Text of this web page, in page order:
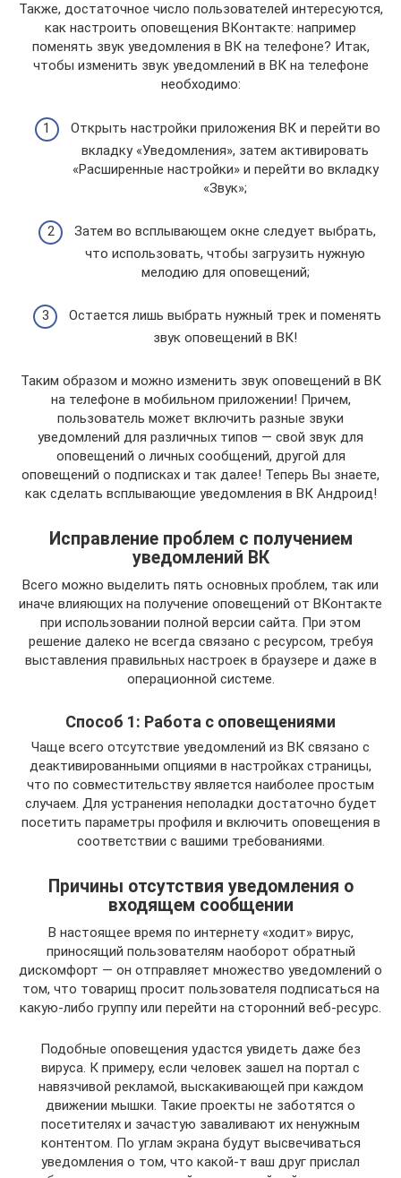
Также, достаточное число пользователей интересуются,
как настроить оповещения ВКонтакте: например
поменять звук уведомления в ВК на телефоне? Итак,
чтобы изменить звук уведомлений в ВК на телефоне
необходимо:
Открыть настройки приложения ВК и перейти во
вкладку «Уведомления», затем активировать
«Расширенные настройки» и перейти во вкладку
«Звук»;
Затем во всплывающем окне следует выбрать,
что использовать, чтобы загрузить нужную
мелодию для оповещений;
Остается лишь выбрать нужный трек и поменять
звук оповещений в ВК!
Таким образом и можно изменить звук оповещений в ВК
на телефоне в мобильном приложении! Причем,
пользователь может включить разные звуки
уведомлений для различных типов — свой звук для
оповещений о личных сообщений, другой для
оповещений о подписках и так далее! Теперь Вы знаете,
как сделать всплывающие уведомления в ВК Андроид!
Исправление проблем с получением
уведомлений ВК
Всего можно выделить пять основных проблем, так или
иначе влияющих на получение оповещений от ВКонтакте
при использовании полной версии сайта. При этом
решение далеко не всегда связано с ресурсом, требуя
выставления правильных настроек в браузере и даже в
операционной системе.
Способ 1: Работа с оповещениями
Чаще всего отсутствие уведомлений из ВК связано с
деактивированными опциями в настройках страницы,
что по совместительству является наиболее простым
случаем. Для устранения неполадки достаточно будет
посетить параметры профиля и включить оповещения в
соответствии с вашими требованиями.
Причины отсутствия уведомления о
входящем сообщении
В настоящее время по интернету «ходит» вирус,
приносящий пользователям наоборот обратный
дискомфорт — он отправляет множество уведомлений о
том, что товарищ просит пользователя подписаться на
какую-либо группу или перейти на сторонний веб-ресурс.
Подобные оповещения удастся увидеть даже без
вируса. К примеру, если человек зашел на портал с
навязчивой рекламой, выскакивающей при каждом
движении мышки. Такие проекты не заботятся о
посетителях и зачастую заваливают их ненужным
контентом. По углам экрана будут высвечиваться
уведомления о том, что какой-т ваш друг прислал